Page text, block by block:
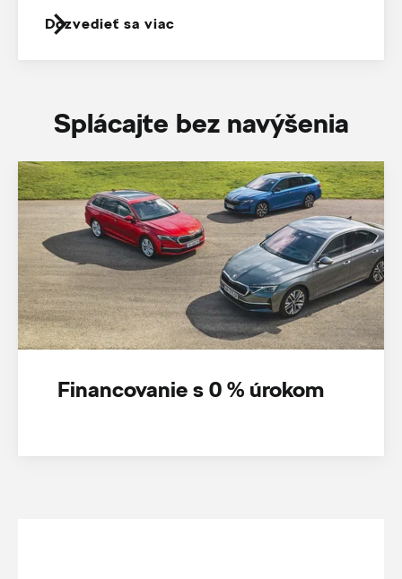
Dozvedieť sa viac
Splácajte bez navýšenia
Financovanie s 0 % úrokom